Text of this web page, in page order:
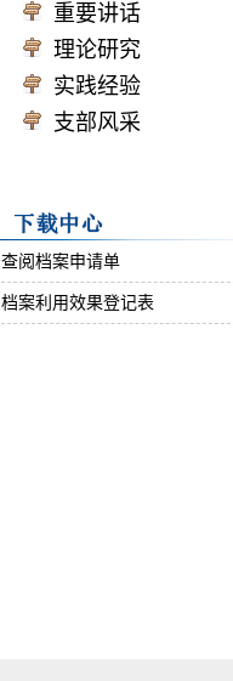
重要讲话
理论研究
实践经验
支部风采
查阅档案申请单
档案利用效果登记表